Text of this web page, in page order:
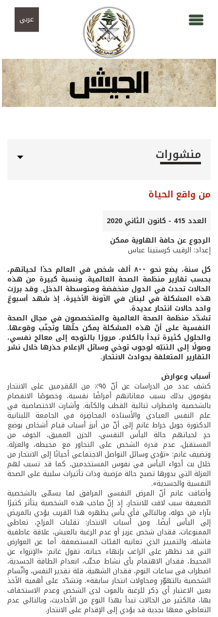
عربي
منشورات
من واقع الحياة
العدد 415 - كانون الثاني 2020
الرجوع عن حافة الهاوية ممكن
إعداد: الرقيب كرستينا عباس
كل سنة، يضع نحو ٨٠٠ ألف شخص في العالم حدًا لحياتهم،
بحسب تقارير منظمة الصحة العالمية. ونسبة كبيرة من هذه
الحالات تحدث في الدول منخفضة ومتوسطة الدخل. وقد برزت
هذه المشكلة في لبنان في الآونة الأخيرة، إذ شهد أسبوعٌ
واحد حالات انتحار عديدة.
تشدّد منظمة الصحة العالمية والمتخصصون في مجال الصحة
النفسية على أنّ هذه المشكلة يمكن حلّها وتجنّب وقوعها.
والحلول كثيرة تبدأ بالكلام، مرورًا بالتوجه إلى معالج نفسي،
وصولًا إلى التنبّه لوجوب توخي وسائل الإعلام حذرها خلال نشر
التقارير المتعلقة بحوادث الانتحار.
أسباب وعوارض
كشف عدد من الدراسات عن أنّ ٩٥٪ من المُقدِمين على الانتحار
يقومون بذلك بسبب معاناتهم أمراضًا نفسية، وخصوصًا الانفصام
بالشخصية واضطراب ثنائية القطب والكآبة. وأشارت الاختصاصية في
علم النفس العيادي والأستاذة المحاضِرة في الجامعة اللبنانية
الدكتورة جويل خراط غانم إلى أنّ من أبرز أسباب قيام أشخاص بوضع
حدٍ لحياتهم حالة اليأس النفسي، الحزن العميق، الخوف من
المستقبل، عدم قدرة الشخص على التحاور مع محيطه، والعزلة.
وتضيف غانم: «تؤدي وسائل التواصل الاجتماعي أحيانًا إلى الانتحار من
خلال بث أجواء اليأس في نفوس المستخدمين، كما قد تسبب لهم
العزلة التي بدورها تصبح حالة مرَضية وذات تأثيرات سلبية على الصحة
النفسية والجسدية».
وأضافت غانم أنّ المرض النفسي المرافق لما يسمّى بالشخصية
الضعيفة سبب لافت للانتحار، إذ إنّ صاحب هذه الشخصية يتأثر كثيرًا
بآراء مَن حوله، وبالتالي فأي يأس يظهره هذا القريب يؤدي بالمريض
إلى اليأس أيضًا. ومن أسباب الانتحار: تقلبات المزاج، تعاطي
الممنوعات، فقدان شخص عزيز أو عدم الرغبة بالعيش، علاقة عاطفية
فاشلة، والتمييز الذي تعانيه الفئات المستضعفة. أما عن العوارض
التي قد تظهر على الراغب بإنهاء حياته، تقول غانم: «الإنزواء عن
المحيط، فقدان الاهتمام بأي نشاط محبَّب، انعدام الطاقة الجسدية،
اضطراب في ساعات النوم، فقدان الشهية، قلة تقدير النفس، واتّسام
الشخصية بالتهوّر ومحاولات انتحار سابقة». وتشدّد على أهمية الأخذ
بعين الاعتبار أي ذِكر للرغبة بالموت لدى الشخص وعدم الاستخفاف
بها، فالكثير من الحالات تبدأ بهذا النوع من الأحاديث، وبالتالي عدم
التعاطي معها بجدية قد يؤدي إلى الإقدام على الانتحار.